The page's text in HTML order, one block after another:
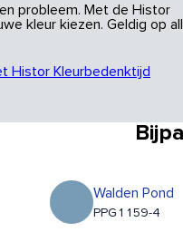
probleem. Met de Histor
kleur kiezen. Geldig op
Histor Kleurbedenktijd
Walden Pond
PPG1159-4